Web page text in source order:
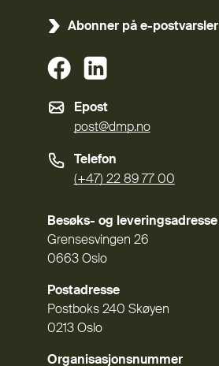
Abonner på e-postvarsler
(Ekstern lenke)
Epost
post@dmp.no
Telefon
(+47) 22 89 77 00
Besøks- og leveringsadresse
Grensesvingen 26
0663 Oslo
Postadresse
Postboks 240 Skøyen
0213 Oslo
Organisasjonsnummer